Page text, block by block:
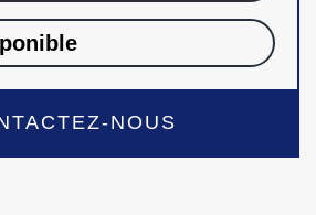
NOUS